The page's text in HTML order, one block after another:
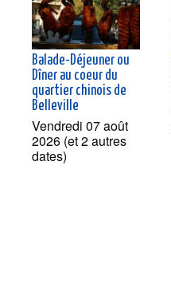
Balade-Déjeuner ou
Dîner au coeur du
quartier chinois de
Belleville
Vendredi 07 août
2026 (et 2 autres
dates)